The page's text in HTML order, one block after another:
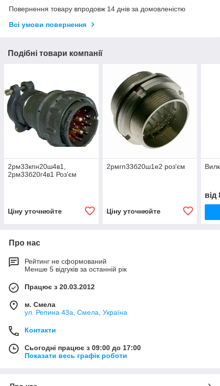
Повернення товару впродовж 14 днів за домовленістю
Всі умови повернення
Подібні товари компанії
2рм33кпн20ш4в1,
2рм33б20г4в1 Роз'єм
Ціну уточнюйте
2рмгп33б20ш1е2 роз'єм
Ціну уточнюйте
від
Про нас
Рейтинг не сформований
Менше 5 відгуків за останній рік
Працює з 20.03.2012
м. Смела
ул. Репина 43а, Смела, Україна
Контакти
Сьогодні працює з 09:00 до 17:00
Показати весь графік роботи